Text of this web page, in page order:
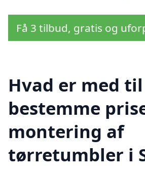
Få 3 tilbud, gratis og
Hvad er med
bestemme
montering af
tørretumbler i